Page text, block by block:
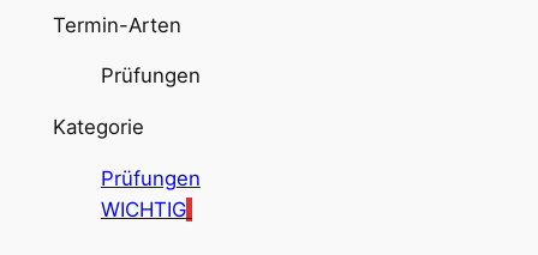
Termin-Arten
Prüfungen
Kategorie
Prüfungen
WICHTIG